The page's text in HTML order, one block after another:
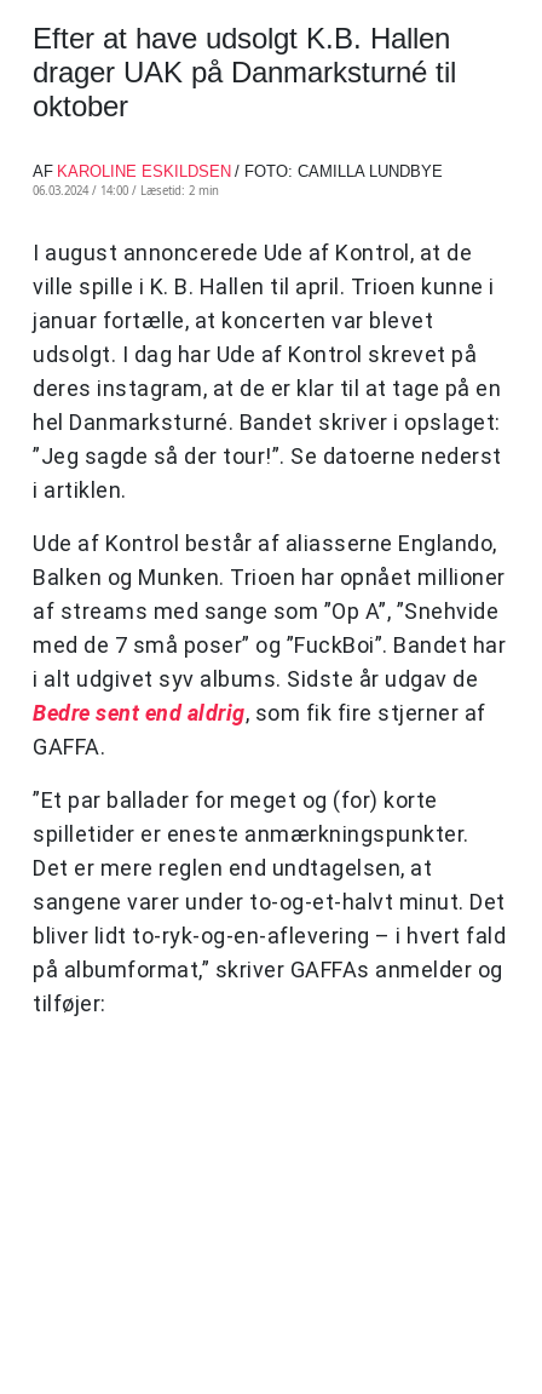
Efter at have udsolgt K.B. Hallen
drager UAK på Danmarksturné til
oktober
AF KAROLINE ESKILDSEN / FOTO: CAMILLA LUNDBYE
06.03.2024 / 14:00 / Læsetid: 2 min
I august annoncerede Ude af Kontrol, at de
ville spille i K. B. Hallen til april. Trioen kunne i
januar fortælle, at koncerten var blevet
udsolgt. I dag har Ude af Kontrol skrevet på
deres instagram, at de er klar til at tage på en
hel Danmarksturné. Bandet skriver i opslaget:
”Jeg sagde så der tour!”. Se datoerne nederst
i artiklen.
Ude af Kontrol består af aliasserne Englando,
Balken og Munken. Trioen har opnået millioner
af streams med sange som ”Op A”, ”Snehvide
med de 7 små poser” og ”FuckBoi”. Bandet har
i alt udgivet syv albums. Sidste år udgav de
Bedre sent end aldrig, som fik fire stjerner af
GAFFA.
”Et par ballader for meget og (for) korte
spilletider er eneste anmærkningspunkter.
Det er mere reglen end undtagelsen, at
sangene varer under to-og-et-halvt minut. Det
bliver lidt to-ryk-og-en-aflevering – i hvert fald
på albumformat,” skriver GAFFAs anmelder og
tilføjer: